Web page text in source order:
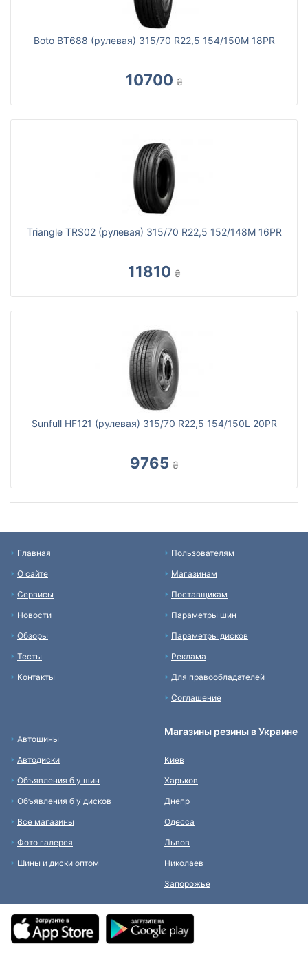
Boto BT688 (рулевая) 315/70 R22,5 154/150M 18PR
10700 ₴
Triangle TRS02 (рулевая) 315/70 R22,5 152/148M 16PR
11810 ₴
Sunfull HF121 (рулевая) 315/70 R22,5 154/150L 20PR
9765 ₴
Главная
О сайте
Сервисы
Новости
Обзоры
Тесты
Контакты
Пользователям
Магазинам
Поставщикам
Параметры шин
Параметры дисков
Реклама
Для правообладателей
Соглашение
Автошины
Автодиски
Объявления б у шин
Объявления б у дисков
Все магазины
Фото галерея
Шины и диски оптом
Магазины резины в Украине
Киев
Харьков
Днепр
Одесса
Львов
Николаев
Запорожье